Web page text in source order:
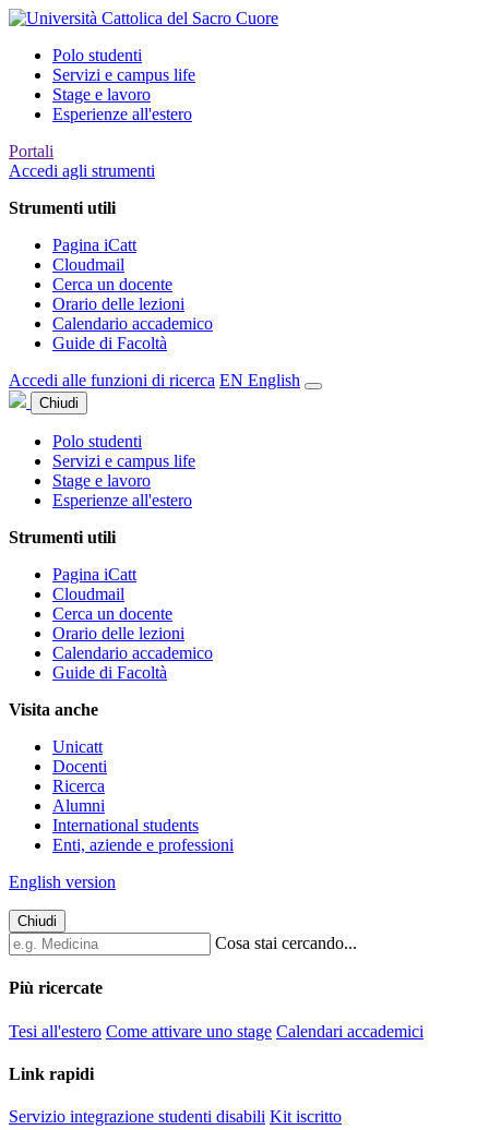
Polo studenti
Servizi e campus life
Stage e lavoro
Esperienze all'estero
Portali
Accedi agli strumenti
Strumenti utili
Pagina iCatt
Cloudmail
Cerca un docente
Orario delle lezioni
Calendario accademico
Guide di Facoltà
Accedi alle funzioni di ricerca EN English
Chiudi
Polo studenti
Servizi e campus life
Stage e lavoro
Esperienze all'estero
Strumenti utili
Pagina iCatt
Cloudmail
Cerca un docente
Orario delle lezioni
Calendario accademico
Guide di Facoltà
Visita anche
Unicatt
Docenti
Ricerca
Alumni
International students
Enti, aziende e professioni
English version
Chiudi
Cosa stai cercando...
Più ricercate
Tesi all'estero Come attivare uno stage Calendari accademici
Link rapidi
Servizio integrazione studenti disabili Kit iscritto